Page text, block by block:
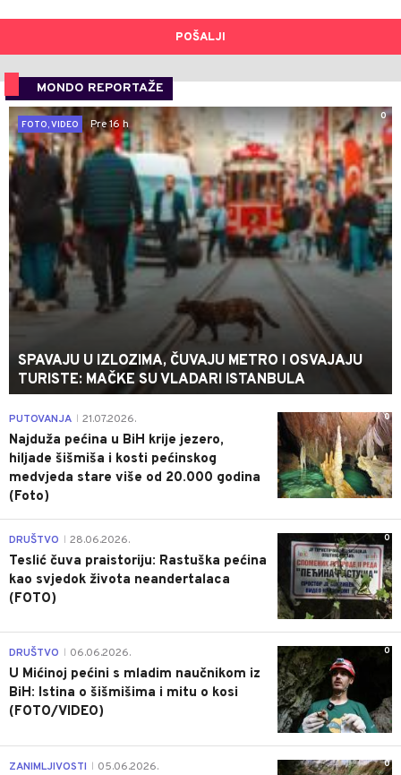
POŠALJI
MONDO REPORTAŽE
0
FOTO, VIDEO
Pre 16 h
SPAVAJU U IZLOZIMA, ČUVAJU METRO I OSVAJAJU
TURISTE: MAČKE SU VLADARI ISTANBULA
0
PUTOVANJA 21.07.2026.
Najduža pećina u BiH krije jezero,
hiljade šišmiša i kosti pećinskog
medvjeda stare više od 20.000 godina
(Foto)
0
DRUŠTVO 28.06.2026.
Teslić čuva praistoriju: Rastuška pećina
kao svjedok života neandertalaca
(FOTO)
0
DRUŠTVO 06.06.2026.
U Mićinoj pećini s mladim naučnikom iz
BiH: Istina o šišmišima i mitu o kosi
(FOTO/VIDEO)
0
ZANIMLJIVOSTI 05.06.2026.